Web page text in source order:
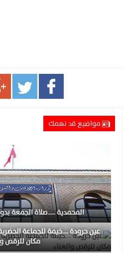
مواضيع قد تهمك
المحمدية …..صلاة الجمعة
عين حرودة ….خيمة للجماعة
مكان للرقص